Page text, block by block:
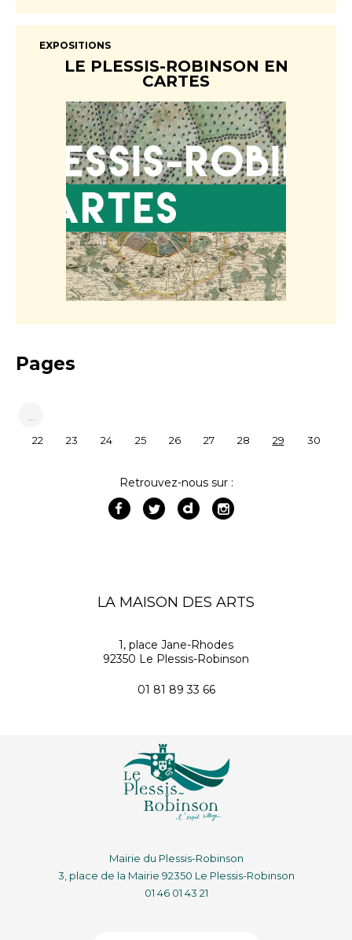
EXPOSITIONS
LE PLESSIS-ROBINSON EN
CARTES
Pages
22 23 24 25 26 27 28 29 30
Retrouvez-nous sur :
LA MAISON DES ARTS
1, place Jane-Rhodes
92350 Le Plessis-Robinson
01 81 89 33 66
Mairie du Plessis-Robinson
3, place de la Mairie 92350 Le Plessis-Robinson
01 46 01 43 21